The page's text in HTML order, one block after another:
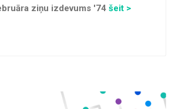
ziņu izdevums '74 šeit >